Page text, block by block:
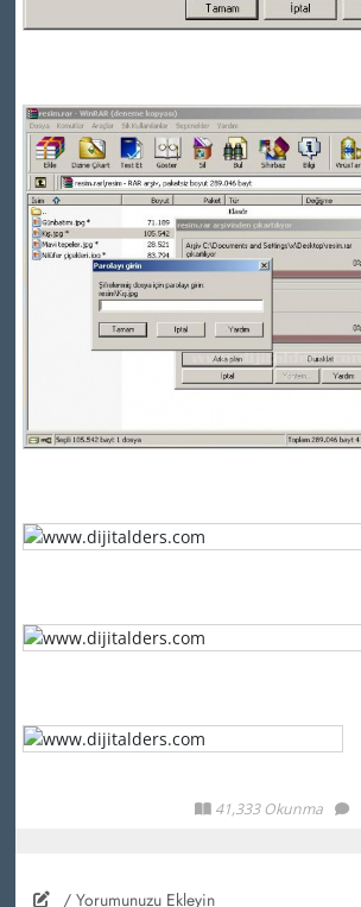
41,333 Okunma
/ Yorumunuzu Ekleyin